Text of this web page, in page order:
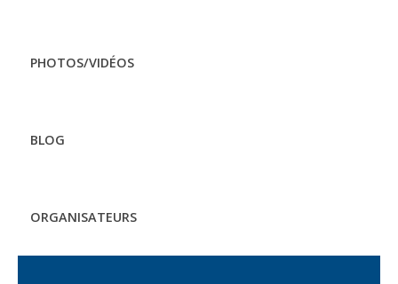
PHOTOS/VIDÉOS
BLOG
ORGANISATEURS